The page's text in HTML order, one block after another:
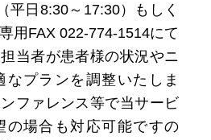
平日8:30～17:30）もしく
用FAX 022-774-1514にて
当者が患者様の状況やニ
なプランを調整いたしま
ファレンス等で当サービ
の場合も対応可能ですの